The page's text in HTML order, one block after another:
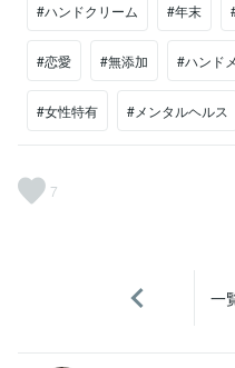
#ハンドクリーム #年末
#恋愛 #無添加 #ハンド
#女性特有 #メンタルヘルス
7
一